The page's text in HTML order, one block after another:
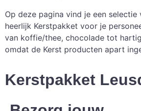
Op deze pagina vind je een
heerlijk Kerstpakket voor je
van koffie/thee, chocolade tot
omdat de Kerst producten apart
Kerstpakket